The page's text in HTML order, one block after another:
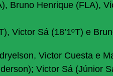
Bruno Henrique (FLA),
Victor Sá (18’1ºT) e
Victor Cuesta e
Victor Sá (Júnior